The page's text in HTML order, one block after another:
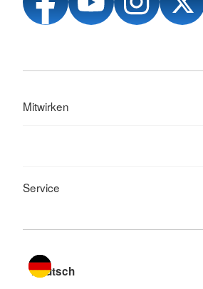
Mitwirken
Service
Sprache wechseln zu